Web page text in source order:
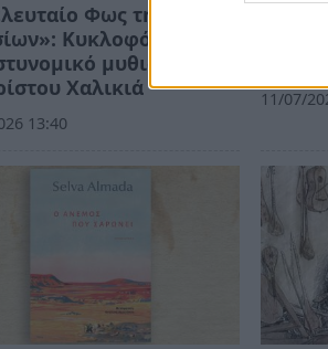
Φως της
Κυκλοφόρησε το
μυθιστόρημα
Χαλικιά
13:40
τις
11/07/